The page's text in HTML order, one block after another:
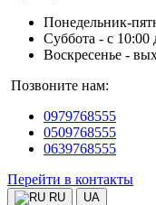
Понедельник-
Суббота - с 10:00
Воскресенье -
Позвоните нам:
0979768555
0509768555
0639768555
Перейти в контакты
RU
UA